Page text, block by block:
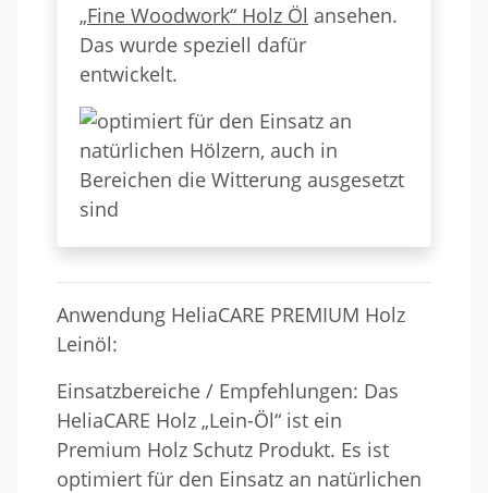
„Fine Woodwork“ Holz Öl ansehen.
Das wurde speziell dafür
entwickelt.
Anwendung HeliaCARE PREMIUM Holz
Leinöl:
Einsatzbereiche / Empfehlungen: Das
HeliaCARE Holz „Lein-Öl“ ist ein
Premium Holz Schutz Produkt. Es ist
optimiert für den Einsatz an natürlichen